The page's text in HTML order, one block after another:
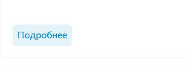
Подробнее